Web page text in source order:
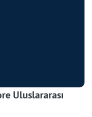
Uluslararası